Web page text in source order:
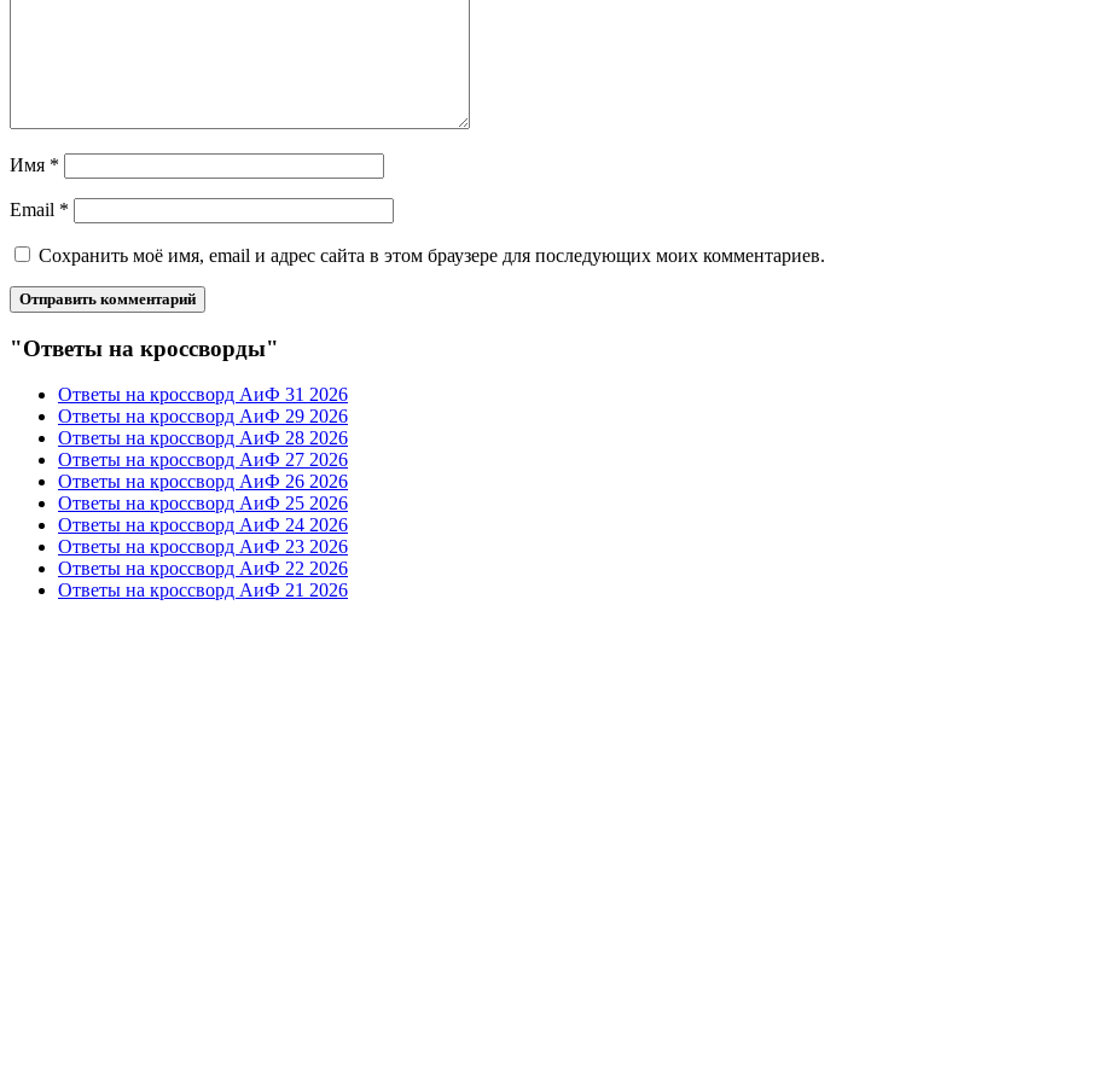
Имя *
Email *
Сохранить моё имя, email и адрес сайта в этом браузере для последующих моих комментариев.
"Ответы на кроссворды"
Ответы на кроссворд АиФ 31 2026
Ответы на кроссворд АиФ 29 2026
Ответы на кроссворд АиФ 28 2026
Ответы на кроссворд АиФ 27 2026
Ответы на кроссворд АиФ 26 2026
Ответы на кроссворд АиФ 25 2026
Ответы на кроссворд АиФ 24 2026
Ответы на кроссворд АиФ 23 2026
Ответы на кроссворд АиФ 22 2026
Ответы на кроссворд АиФ 21 2026